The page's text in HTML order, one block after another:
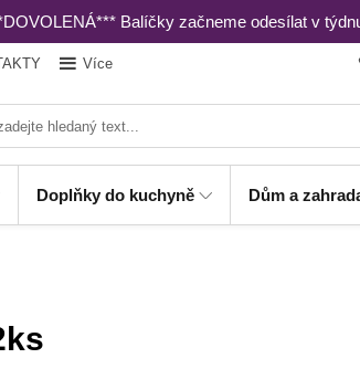
Balíčky začneme odesílat v
Více
Doplňky do kuchyně Dům a